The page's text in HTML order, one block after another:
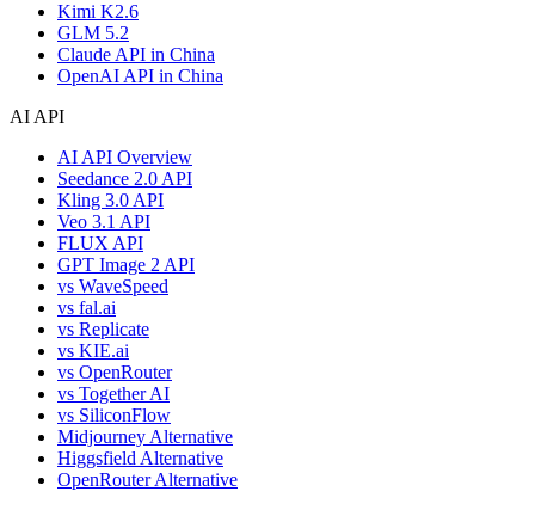
Kimi K2.6
GLM 5.2
Claude API in China
OpenAI API in China
AI API
AI API Overview
Seedance 2.0 API
Kling 3.0 API
Veo 3.1 API
FLUX API
GPT Image 2 API
vs WaveSpeed
vs fal.ai
vs Replicate
vs KIE.ai
vs OpenRouter
vs Together AI
vs SiliconFlow
Midjourney Alternative
Higgsfield Alternative
OpenRouter Alternative